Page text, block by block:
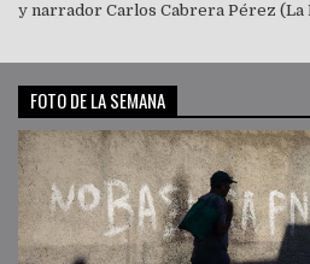
y narrador Carlos Cabrera Pérez (La
FOTO DE LA SEMANA